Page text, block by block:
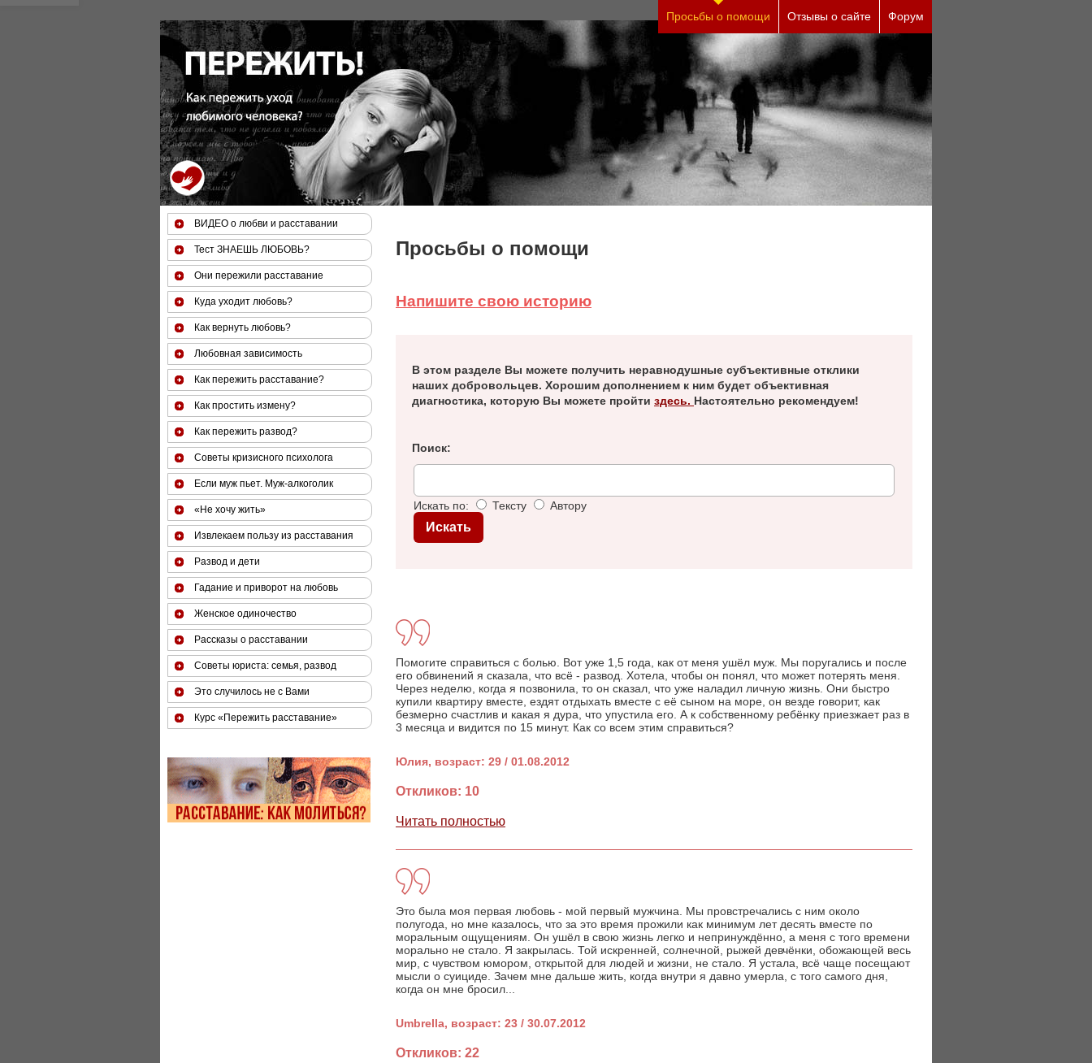
За 50 минут Вы можете оценить тяжесть своего состояния и его психологические причины (бесплатно)
Просьбы о помощи Отзывы о сайте Форум
Просьбы о помощи
Напишите свою историю
В этом разделе Вы можете получить неравнодушные субъективные отклики
наших добровольцев. Хорошим дополнением к ним будет объективная
диагностика, которую Вы можете пройти здесь. Настоятельно рекомендуем!
Поиск:
Искать по: Тексту Автору
Помогите справиться с болью. Вот уже 1,5 года, как от меня ушёл муж. Мы поругались и после
его обвинений я сказала, что всё - развод. Хотела, чтобы он понял, что может потерять меня.
Через неделю, когда я позвонила, то он сказал, что уже наладил личную жизнь. Они быстро
купили квартиру вместе, ездят отдыхать вместе с её сыном на море, он везде говорит, как
безмерно счастлив и какая я дура, что упустила его. А к собственному ребёнку приезжает раз в
3 месяца и видится по 15 минут. Как со всем этим справиться?
Юлия, возраст: 29 / 01.08.2012
Откликов: 10
Читать полностью
Это была моя первая любовь - мой первый мужчина. Мы провстречались с ним около
полугода, но мне казалось, что за это время прожили как минимум лет десять вместе по
моральным ощущениям. Он ушёл в свою жизнь легко и непринуждённо, а меня с того времени
морально не стало. Я закрылась. Той искренней, солнечной, рыжей девчёнки, обожающей весь
мир, с чувством юмором, открытой для людей и жизни, не стало. Я устала, всё чаще посещают
мысли о суициде. Зачем мне дальше жить, когда внутри я давно умерла, с того самого дня,
когда он мне бросил...
Umbrella, возраст: 23 / 30.07.2012
Откликов: 22
ВИДЕО о любви и расставании
Тест ЗНАЕШЬ ЛЮБОВЬ?
Они пережили расставание
Куда уходит любовь?
Как вернуть любовь?
Любовная зависимость
Как пережить расставание?
Как простить измену?
Как пережить развод?
Советы кризисного психолога
Если муж пьет. Муж-алкоголик
«Не хочу жить»
Извлекаем пользу из расставания
Развод и дети
Гадание и приворот на любовь
Женское одиночество
Рассказы о расставании
Советы юриста: семья, развод
Это случилось не с Вами
Курс «Пережить расставание»